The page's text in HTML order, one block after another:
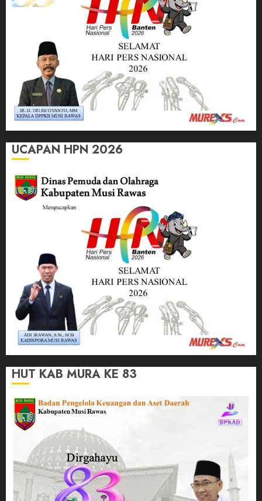
UCAPAN HPN 2026
HUT KAB MURA KE 83